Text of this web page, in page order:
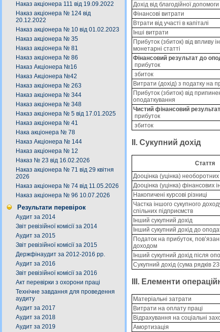
Наказ акціонера 111 від 19.09.2022
Наказ акціонера № 124 від
20.12.2022
Наказ акціонера № 10 від 01.02.2023
Наказ акціонера № 35
Наказ акціонера № 81
Наказ акціонера № 86
Наказ Акціонера №16
Наказ Акціонера №42
Наказ акціонера № 263
Наказ акціонера № 344
Наказ акціонера № 348
Наказ акціонера № 5 від 17.01.2025
Наказ акціонера № 41
Нака акціонера № 78
Наказ Акціонера № 144
Наказ акціонера № 12
Наказ № 23 від 16.02.2026
Наказ акціонера № 71 від 29 квітня
2026
Наказ акціонера № 74 від 11.05.2026
Наказ акціонера № 96 10.07.2026
Результати перевірок
Аудит за 2014
Звіт ревізійної комісії за 2014
Аудит за 2015
Звіт ревізійної комісії за 2015
Держфінаудит за 2012-2016 рр.
Аудит за 2016
Звіт ревізійної комісії за 2016
Акт перевірки з охорони праці
Технічне завдання для проведення
аудиту
Аудит за 2017
Аудит за 2018
Аудит за 2019
Дохід від благодійної допомоги
Фінансові витрати
Втрати від участі в капіталі
Інші витрати
Прибуток (збиток) від впливу
монетарні статті
Фінансовий результат до
прибуток
збиток
Витрати (дохід) з податку на
Прибуток (збиток) від
оподаткування
Чистий фінансовий
прибуток
збиток
II. Сукупний дохід
Стаття
Дооцінка (уцінка) необоротних
Дооцінка (уцінка) фінансових
Накопичені курсові різниці
Частка іншого сукупного
спільних підприємств
Інший сукупний дохід
Інший сукупний дохід до
Податок на прибуток,
доходом
Інший сукупний дохід після
Сукупний дохід (сума рядків
III. Елементи
Матеріальні затрати
Витрати на оплату праці
Відрахування на соціальні
Амортизація